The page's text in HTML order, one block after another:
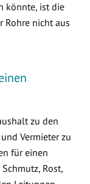
könnte, ist die
Rohre nicht aus
zu den
Vermieter zu
für einen
Rost,